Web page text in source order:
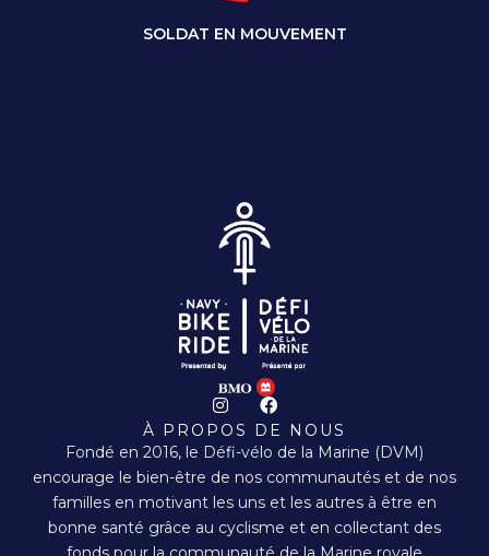
SOLDAT EN MOUVEMENT
I
n
s
t
a
r
a
m
F
a
c
e
b
o
k
À PROPOS DE NOUS
Fondé en 2016, le Défi-vélo de la Marine (DVM)
encourage le bien-être de nos communautés et de nos
familles en motivant les uns et les autres à être en
bonne santé grâce au cyclisme et en collectant des